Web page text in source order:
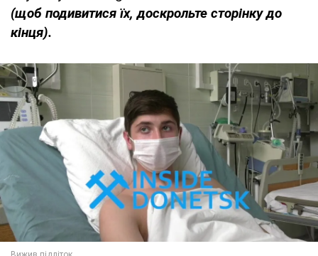
(щоб подивитися їх, доскрольте сторінку до
кінця).